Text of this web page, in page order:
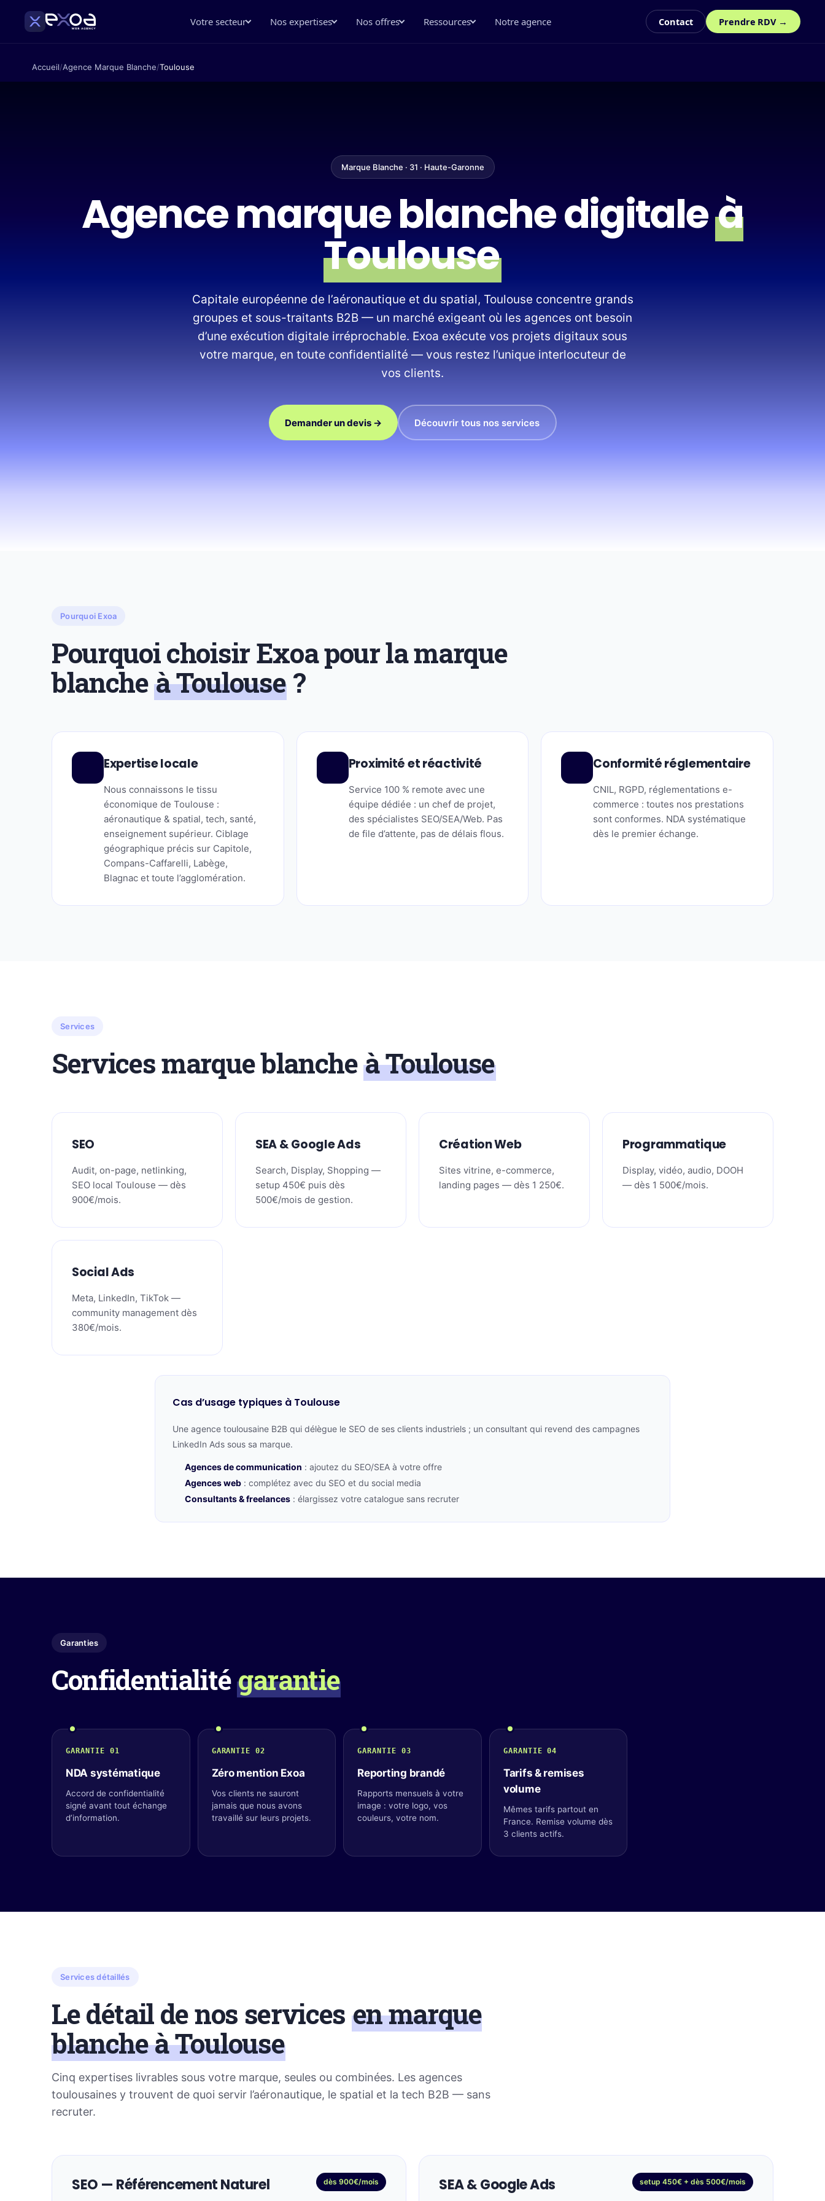
Votre secteur Nos expertises Nos offres Ressources Notre agence Contact Prendre RDV →
Accueil/Agence Marque Blanche/Toulouse
Marque Blanche · 31 · Haute-Garonne
Agence marque blanche digitaleà
Toulouse
Capitale européenne de l’aéronautique et du spatial, Toulouse concentre grands
groupes et sous-traitants B2B — un marché exigeant où les agences ont besoin
d’une exécution digitale irréprochable. Exoa exécute vos projets digitaux sous
votre marque, en toute confidentialité — vous restez l’unique interlocuteur de
vos clients.
Demander un devis → Découvrir tous nos services
Pourquoi Exoa
Pourquoi choisir Exoa pour la marque
blancheà Toulouse ?
Expertise locale
Nous connaissons le tissu
économique de Toulouse :
aéronautique & spatial, tech, santé,
enseignement supérieur. Ciblage
géographique précis sur Capitole,
Compans-Caffarelli, Labège,
Blagnac et toute l’agglomération.
Proximité et réactivité
Service 100 % remote avec une
équipe dédiée : un chef de projet,
des spécialistes SEO/SEA/Web. Pas
de file d’attente, pas de délais flous.
Conformité réglementaire
CNIL, RGPD, réglementations e-
commerce : toutes nos prestations
sont conformes. NDA systématique
dès le premier échange.
Services
Services marque blancheà Toulouse
SEO
Audit, on-page, netlinking,
SEO local Toulouse — dès
900€/mois.
SEA & Google Ads
Search, Display, Shopping —
setup 450€ puis dès
500€/mois de gestion.
Création Web
Sites vitrine, e-commerce,
landing pages — dès 1 250€.
Programmatique
Display, vidéo, audio, DOOH
— dès 1 500€/mois.
Social Ads
Meta, LinkedIn, TikTok —
community management dès
380€/mois.
Cas d’usage typiques à Toulouse
Une agence toulousaine B2B qui délègue le SEO de ses clients industriels ; un consultant qui revend des campagnes
LinkedIn Ads sous sa marque.
Agences de communication : ajoutez du SEO/SEA à votre offre
Agences web : complétez avec du SEO et du social media
Consultants & freelances : élargissez votre catalogue sans recruter
Garanties
Confidentialitégarantie
GARANTIE 01
NDA systématique
Accord de confidentialité
signé avant tout échange
d’information.
GARANTIE 02
Zéro mention Exoa
Vos clients ne sauront
jamais que nous avons
travaillé sur leurs projets.
GARANTIE 03
Reporting brandé
Rapports mensuels à votre
image : votre logo, vos
couleurs, votre nom.
GARANTIE 04
Tarifs & remises
volume
Mêmes tarifs partout en
France. Remise volume dès
3 clients actifs.
Services détaillés
Le détail de nos services en marque
blanche à Toulouse
Cinq expertises livrables sous votre marque, seules ou combinées. Les agences
toulousaines y trouvent de quoi servir l’aéronautique, le spatial et la tech B2B — sans
recruter.
SEO — Référencement Naturel dès 900€/mois SEA & Google Ads setup 450€ + dès 500€/mois